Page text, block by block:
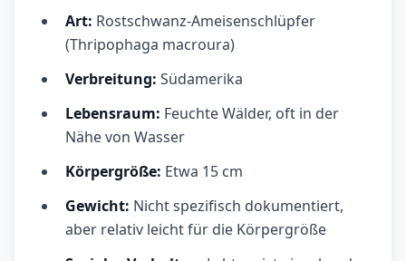
Art: Rostschwanz-Ameisenschlüpfer
(Thripophaga macroura)
Verbreitung: Südamerika
Lebensraum: Feuchte Wälder, oft in der
Nähe von Wasser
Körpergröße: Etwa 15 cm
Gewicht: Nicht spezifisch dokumentiert,
aber relativ leicht für die Körpergröße